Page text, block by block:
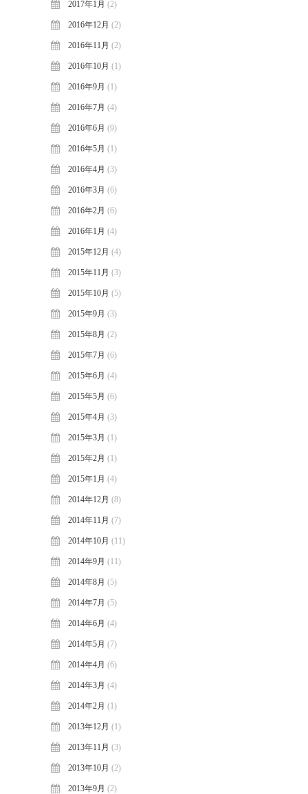
2017年1月 (2)
2016年12月 (2)
2016年11月 (2)
2016年10月 (1)
2016年9月 (1)
2016年7月 (4)
2016年6月 (9)
2016年5月 (1)
2016年4月 (3)
2016年3月 (6)
2016年2月 (6)
2016年1月 (4)
2015年12月 (4)
2015年11月 (3)
2015年10月 (5)
2015年9月 (3)
2015年8月 (2)
2015年7月 (6)
2015年6月 (4)
2015年5月 (6)
2015年4月 (3)
2015年3月 (1)
2015年2月 (1)
2015年1月 (4)
2014年12月 (8)
2014年11月 (7)
2014年10月 (11)
2014年9月 (11)
2014年8月 (5)
2014年7月 (5)
2014年6月 (4)
2014年5月 (7)
2014年4月 (6)
2014年3月 (4)
2014年2月 (1)
2013年12月 (1)
2013年11月 (3)
2013年10月 (2)
2013年9月 (2)